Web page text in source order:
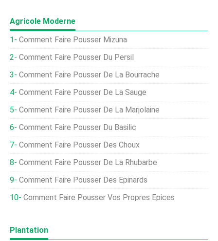
Agricole Moderne
Comment Faire Pousser Mizuna
Comment Faire Pousser Du Persil
Comment Faire Pousser De La Bourrache
Comment Faire Pousser De La Sauge
Comment Faire Pousser De La Marjolaine
Comment Faire Pousser Du Basilic
Comment Faire Pousser Des Choux
Comment Faire Pousser De La Rhubarbe
Comment Faire Pousser Des Épinards
Comment Faire Pousser Vos Propres Épices
Plantation